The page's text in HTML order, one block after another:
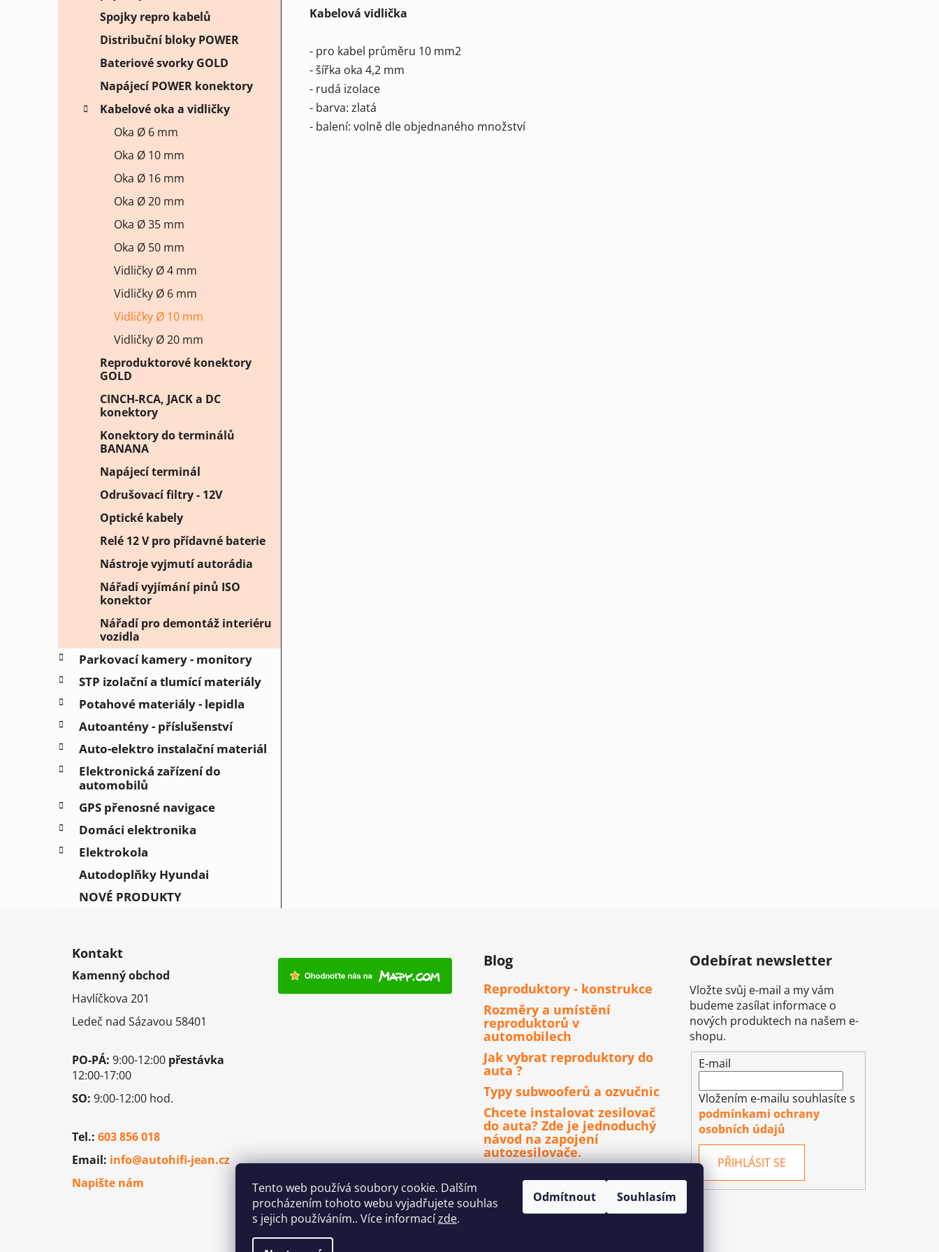
Tento web používá soubory cookie. Dalším
procházením tohoto webu vyjadřujete souhlas
s jejich používáním.. Více informacízde.
Odmítnout Souhlasím
Spojky repro kabelů
Distribuční bloky POWER
Bateriové svorky GOLD
Napájecí POWER konektory
Kabelové oka a vidličky
Oka Ø 6 mm
Oka Ø 10 mm
Oka Ø 16 mm
Oka Ø 20 mm
Oka Ø 35 mm
Oka Ø 50 mm
Vidličky Ø 4 mm
Vidličky Ø 6 mm
Vidličky Ø 10 mm
Vidličky Ø 20 mm
Reproduktorové konektory
GOLD
CINCH-RCA, JACK a DC
konektory
Konektory do terminálů
BANANA
Napájecí terminál
Odrušovací filtry - 12V
Optické kabely
Relé 12 V pro přídavné baterie
Nástroje vyjmutí autorádia
Nářadí vyjímání pinů ISO
konektor
Nářadí pro demontáž interiéru
vozidla
Parkovací kamery - monitory
STP izolační a tlumící materiály
Potahové materiály - lepidla
Autoantény - příslušenství
Auto-elektro instalační materiál
Elektronická zařízení do
automobilů
GPS přenosné navigace
Domáci elektronika
Elektrokola
Autodoplňky Hyundai
NOVÉ PRODUKTY
Kabelová vidlička
- pro kabel průměru 10 mm2
- šířka oka 4,2 mm
- rudá izolace
- barva: zlatá
- balení: volně dle objednaného množství
Kontakt
Kamenný obchod
Havlíčkova 201
Ledeč nad Sázavou 58401
PO-PÁ: 9:00-12:00 přestávka
12:00-17:00
SO: 9:00-12:00 hod.
Tel.: 603 856 018
Email: info@autohifi-jean.cz
Napište nám
Blog
Reproduktory - konstrukce
Rozměry a umístění
reproduktorů v
automobilech
Jak vybrat reproduktory do
auta ?
Typy subwooferů a ozvučnic
Chcete instalovat zesilovač
do auta? Zde je jednoduchý
návod na zapojení
autozesilovače.
autorádia ?
Odebírat newsletter
Vložte svůj e-mail a my vám
budeme zasílat informace o
nových produktech na našem e-
shopu.
E-mail
Vložením e-mailu souhlasíte s
podmínkami ochrany
osobních údajů
PŘIHLÁSIT SE